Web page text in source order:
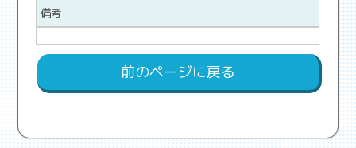
備考
前のページに戻る